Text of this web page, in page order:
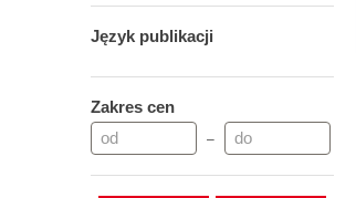
Język publikacji
Zakres cen
–